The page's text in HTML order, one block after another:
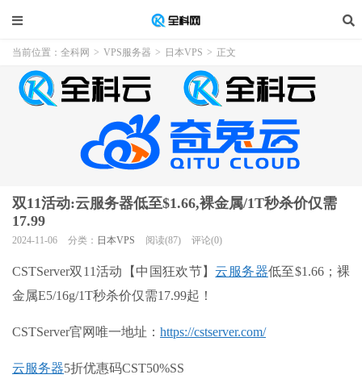
当前位置： 全科网 > VPS服务器 > 日本VPS > 正文
双11活动:云服务器低至$1.66,裸金属/1T秒杀价仅需
17.99
2024-11-06 分类： 日本VPS 阅读(87) 评论(0)
CSTServer双11活动【中国狂欢节】云服务器低至$1.66；裸
金属E5/16g/1T秒杀价仅需17.99起！
CSTServer官网唯一地址： https://cstserver.com/
云服务器5折优惠码CST50%SS